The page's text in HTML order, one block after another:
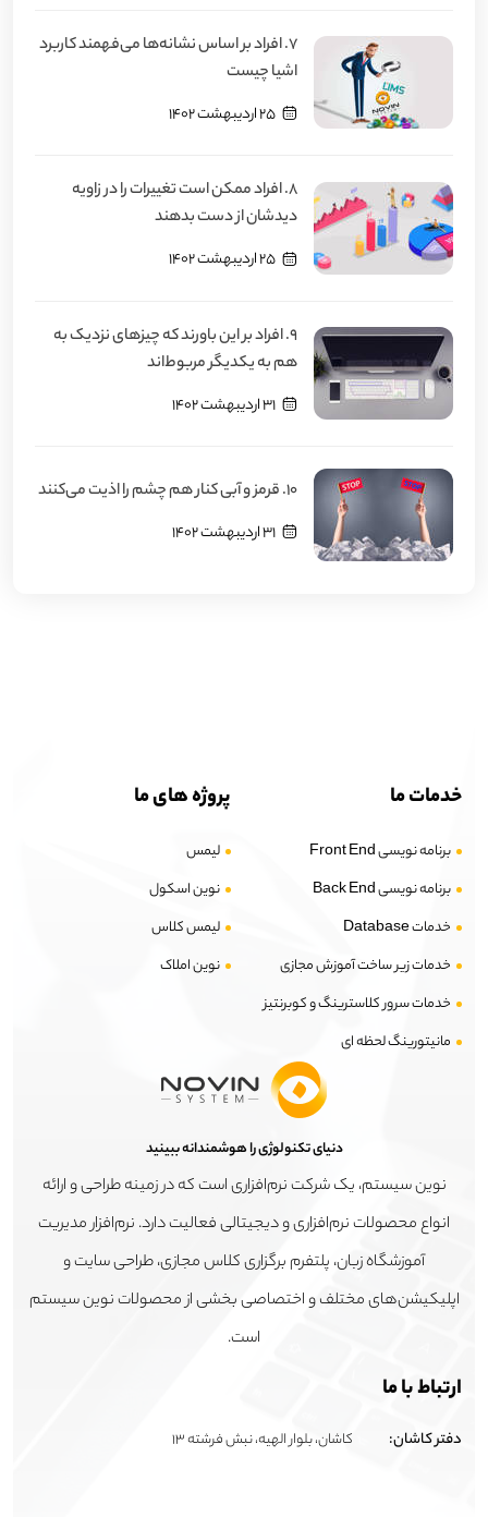
7. افراد بر اساس نشانه‌ها می‌فهمند کاربرد
اشیا چیست
25 اردیبهشت 1402
8. افراد ممکن است تغییرات را در زاویه
دیدشان از دست بدهند
25 اردیبهشت 1402
9. افراد بر این باورند که چیزهای نزدیک به
هم به یکدیگر مربوط‌اند
31 اردیبهشت 1402
10. قرمز و آبی کنار هم چشم را اذیت می‌کنند
31 اردیبهشت 1402
خدمات ما
برنامه نویسی Front End
برنامه نویسی Back End
خدمات Database
خدمات زیر ساخت آموزش مجازی
خدمات سرور کلاسترینگ و کوبرنتیز
مانیتورینگ لحظه ای
پروژه های ما
لیمس
نوین اسکول
لیمس کلاس
نوین املاک
دنیای تکنولوژی را هوشمندانه ببینید
نوین سیستم، یک شرکت نرم‌افزاری است که در زمینه طراحی و ارائه
انواع محصولات نرم‌افزاری و دیجیتالی فعالیت دارد. نرم‌افزار مدیریت
آموزشگاه زبان، پلتفرم برگزاری کلاس مجازی، طراحی سایت و
اپلیکیشن‌های مختلف و اختصاصی بخشی از محصولات نوین سیستم
است.
ارتباط با ما
دفتر کاشان: کاشان، بلوار الهیه، نبش فرشته 13